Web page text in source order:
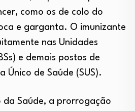
como os de colo do
e garganta. O imunizante
nas Unidades
e demais postos de
Único de Saúde (SUS).
da Saúde, a prorrogação